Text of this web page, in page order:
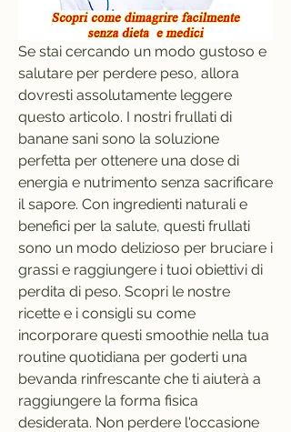
Se stai cercando un modo gustoso e
salutare per perdere peso, allora
dovresti assolutamente leggere
questo articolo. I nostri frullati di
banane sani sono la soluzione
perfetta per ottenere una dose di
energia e nutrimento senza sacrificare
il sapore. Con ingredienti naturali e
benefici per la salute, questi frullati
sono un modo delizioso per bruciare i
grassi e raggiungere i tuoi obiettivi di
perdita di peso. Scopri le nostre
ricette e i consigli su come
incorporare questi smoothie nella tua
routine quotidiana per goderti una
bevanda rinfrescante che ti aiuterà a
raggiungere la forma fisica
desiderata. Non perdere l'occasione